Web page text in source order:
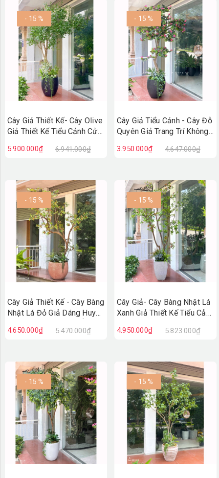
- 15 %
Cây Giả Thiết Kế- Cây Olive
Giả Thiết Kế Tiểu Cảnh Cửa
5.900.000₫ 6.941.000₫
- 15 %
Cây Giả Tiểu Cảnh - Cây Đỗ
Quyên Giả Trang Trí Không
3.950.000₫ 4.647.000₫
- 15 %
Cây Giả Thiết Kế - Cây Bàng
Nhật Lá Đỏ Giả Dáng Huyền
Tượng (220cm)- CC1384
4.650.000₫ 5.470.000₫
- 15 %
Cây Giả- Cây Bàng Nhật Lá
Xanh Giả Thiết Kế Tiểu Cảnh
Gian Mới Lạ (230cm)-
4.950.000₫ 5.823.000₫
- 15 % - 15 %